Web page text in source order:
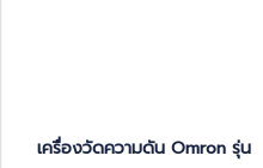
เครื่องวัดความดัน Omron รุ่น